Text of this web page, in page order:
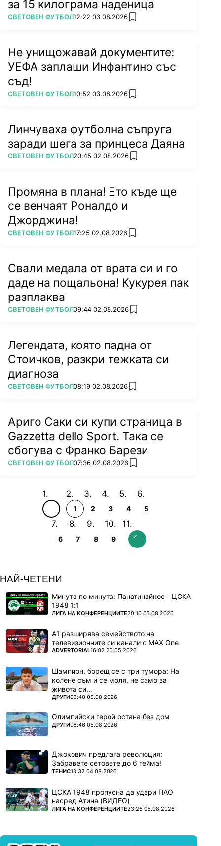
за 15 килограма наденица
ПОВЕЧЕ ОТ
СВЕТОВЕН ФУТБОЛ12:22 03.08.2026 add favorites
Не унищожавай документите:
УЕФА заплаши Инфантино със
съд!
ПОВЕЧЕ ОТ
СВЕТОВЕН ФУТБОЛ10:52 03.08.2026 add favorites
Линчуваха футболна съпруга
заради шега за принцеса Даяна
ПОВЕЧЕ ОТ
СВЕТОВЕН ФУТБОЛ20:45 02.08.2026 add favorites
Промяна в плана! Ето къде ще
се венчаят Роналдо и
Джорджина!
ПОВЕЧЕ ОТ
СВЕТОВЕН ФУТБОЛ17:25 02.08.2026 add favorites
Свали медала от врата си и го
даде на пощальона! Кукурея пак
разплаква
ПОВЕЧЕ ОТ
СВЕТОВЕН ФУТБОЛ09:44 02.08.2026 add favorites
Легендата, която падна от
Стоичков, разкри тежката си
диагноза
ПОВЕЧЕ ОТ
СВЕТОВЕН ФУТБОЛ08:19 02.08.2026 add favorites
Ариго Саки си купи страница в
Gazzetta dello Sport. Така се
сбогува с Франко Барези
ПОВЕЧЕ ОТ
СВЕТОВЕН ФУТБОЛ07:36 02.08.2026 add favorites
1 2 3 4 5
6 7 8 9
НАЙ-ЧЕТЕНИ
Минута по минута: Панатинайкос - ЦСКА
1948 1:1
ПОВЕЧЕ ОТ
ЛИГА НА КОНФЕРЕНЦИИТЕ20:10 05.08.2026
А1 разширява семейството на
телевизионните си канали с MAX One
ПОВЕЧЕ ОТ
ADVERTORIAL16:02 20.05.2026
Шампион, борещ се с три тумора: На
колене съм и се моля, не само за
живота си...
ПОВЕЧЕ ОТ
ДРУГИ08:40 05.08.2026
Олимпийски герой остана без дом
ПОВЕЧЕ ОТ
ДРУГИ06:46 05.08.2026
Джокович предлага революция:
Забравете сетовете до 6 гейма!
ПОВЕЧЕ ОТ
ТЕНИС18:32 04.08.2026
ЦСКА 1948 пропусна да удари ПАО
насред Атина (ВИДЕО)
ПОВЕЧЕ ОТ
ЛИГА НА КОНФЕРЕНЦИИТЕ23:26 05.08.2026